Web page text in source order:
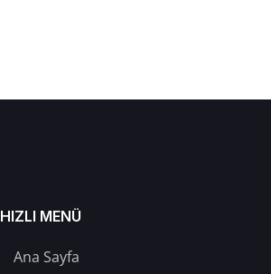
HIZLI MENÜ
Ana Sayfa